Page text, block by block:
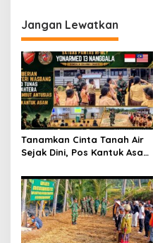
g
a
s
i
p
o
s
Jangan Lewatkan
Tanamkan Cinta Tanah Air
Sejak Dini, Pos Kantuk Asam
13/Nanggala Berikan
Pembekalan Wasbang di SD
Tunas Sejahtera Sungai
Biru